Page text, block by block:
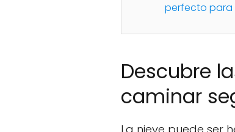
perfecto para
Descubre
caminar